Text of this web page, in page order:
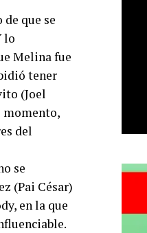
que se
lo
Melina fue
tener
(Joel
momento,
del
se
(Pai César)
en la que